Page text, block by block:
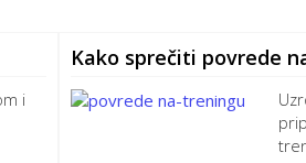
i
Kako sprečiti povrede